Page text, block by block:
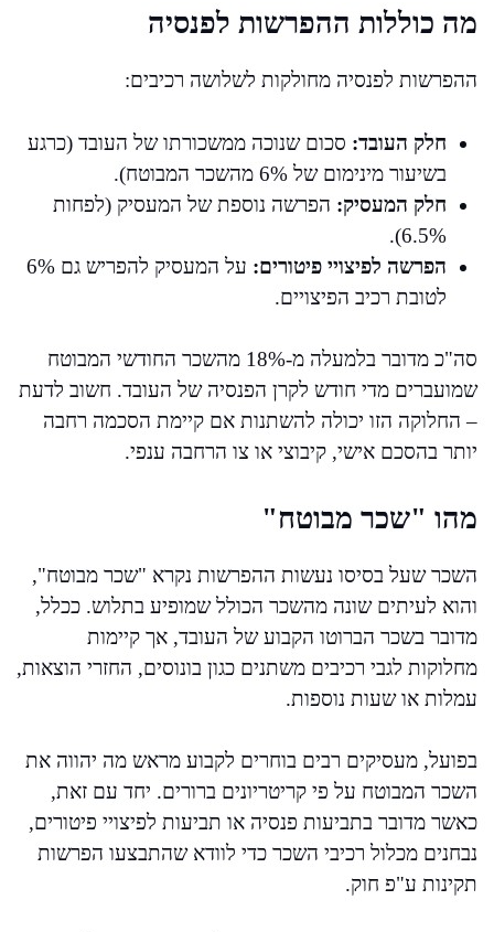
מה כוללות ההפרשות לפנסיה
ההפרשות לפנסיה מחולקות לשלושה רכיבים:
חלק העובד: סכום שנוכה ממשכורתו של העובד (כרגע
בשיעור מינימום של 6% מהשכר המבוטח).
חלק המעסיק: הפרשה נוספת של המעסיק (לפחות
6.5%).
הפרשה לפיצויי פיטורים:
על המעסיק להפריש גם 6%
לטובת רכיב הפיצויים.
סה"כ מדובר בלמעלה מ-18% מהשכר החודשי המבוטח
שמועברים מדי חודש לקרן הפנסיה של העובד. חשוב לדעת
– החלוקה הזו יכולה להשתנות אם קיימת הסכמה רחבה
יותר בהסכם אישי, קיבוצי או צו הרחבה ענפי.
מהו "שכר מבוטח"
השכר שעל בסיסו נעשות ההפרשות נקרא "שכר מבוטח",
והוא לעיתים שונה מהשכר הכולל שמופיע בתלוש. ככלל,
מדובר בשכר הברוטו הקבוע של העובד, אך קיימות
מחלוקות לגבי רכיבים משתנים כגון בונוסים, החזרי הוצאות,
עמלות או שעות נוספות.
בפועל, מעסיקים רבים בוחרים לקבוע מראש מה יהווה את
השכר המבוטח על פי קריטריונים ברורים. יחד עם זאת,
כאשר מדובר בתביעות פנסיה או תביעות לפיצויי פיטורים,
נבחנים מכלול רכיבי השכר כדי לוודא שהתבצעו הפרשות
תקינות ע"פ חוק.